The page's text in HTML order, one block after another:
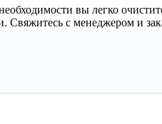
вы легко
с менеджером и